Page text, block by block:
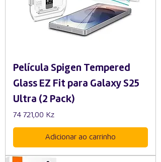
Película Spigen Tempered
Glass EZ Fit para Galaxy S25
Ultra (2 Pack)
Preço
74 721,00 Kz
Adicionar ao carrinho